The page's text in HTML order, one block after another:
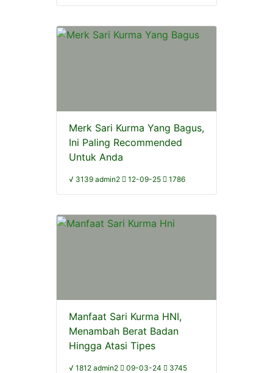
Merk Sari Kurma Yang Bagus,
Ini Paling Recommended
Untuk Anda
√ 3139 admin2 12-09-25 1786
Manfaat Sari Kurma HNI,
Menambah Berat Badan
Hingga Atasi Tipes
√ 1812 admin2 09-03-24 3745